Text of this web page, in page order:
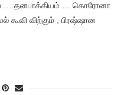
….தனபாக்கியம் … கொரோனா
கூவி விற்கும் , பிரஷ்ஷான